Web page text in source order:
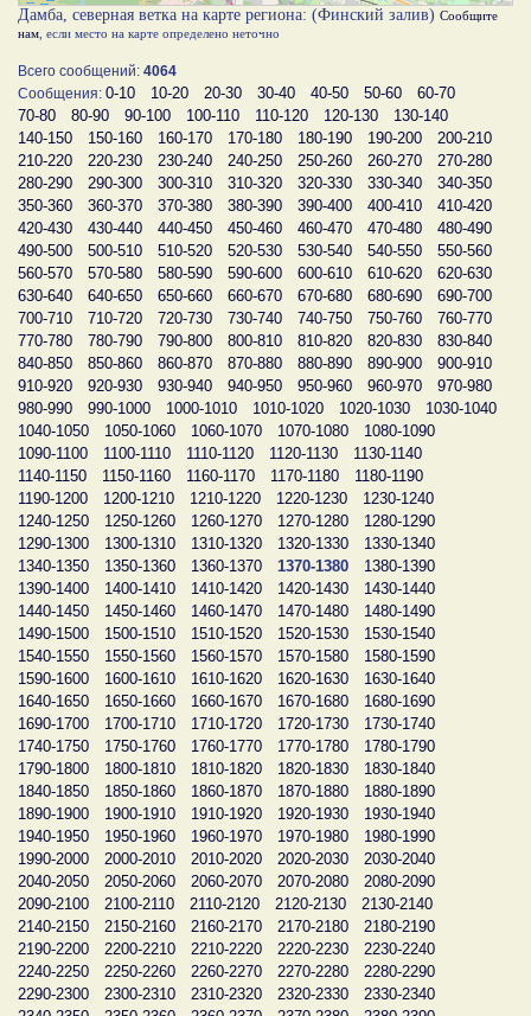
Дамба, северная ветка на карте региона: (Финский залив) Сообщите
нам , если место на карте определено неточно
Всего сообщений: 4064
Сообщения: 0-10 10-20 20-30 30-40 40-50 50-60
60-70
70-80
80-90 90-100 100-110 110-120 120-130
130-140
140-150
150-160 160-170 170-180 180-190 190-200
200-210
210-220
220-230 230-240 240-250 250-260 260-270
270-280
280-290
290-300 300-310 310-320 320-330 330-340
340-350
350-360
360-370 370-380 380-390 390-400 400-410
410-420
420-430
430-440 440-450 450-460 460-470 470-480
480-490
490-500
500-510 510-520 520-530 530-540 540-550
550-560
560-570
570-580 580-590 590-600 600-610 610-620
620-630
630-640
640-650 650-660 660-670 670-680 680-690
690-700
700-710
710-720 720-730 730-740 740-750 750-760
760-770
770-780
780-790 790-800 800-810 810-820 820-830
830-840
840-850
850-860 860-870 870-880 880-890 890-900
900-910
910-920
920-930 930-940 940-950 950-960 960-970
970-980
980-990
990-1000 1000-1010 1010-1020 1020-1030
1030-1040
1040-1050
1050-1060 1060-1070 1070-1080
1080-1090
1090-1100
1100-1110 1110-1120 1120-1130
1130-1140
1140-1150
1150-1160 1160-1170 1170-1180
1180-1190
1190-1200
1200-1210 1210-1220 1220-1230
1230-1240
1240-1250
1250-1260 1260-1270 1270-1280
1280-1290
1290-1300
1300-1310 1310-1320 1320-1330
1330-1340
1340-1350
1350-1360 1360-1370 1370-1380
1380-1390
1390-1400
1400-1410 1410-1420 1420-1430
1430-1440
1440-1450
1450-1460 1460-1470 1470-1480
1480-1490
1490-1500
1500-1510 1510-1520 1520-1530
1530-1540
1540-1550
1550-1560 1560-1570 1570-1580
1580-1590
1590-1600
1600-1610 1610-1620 1620-1630
1630-1640
1640-1650
1650-1660 1660-1670 1670-1680
1680-1690
1690-1700
1700-1710 1710-1720 1720-1730
1730-1740
1740-1750
1750-1760 1760-1770 1770-1780
1780-1790
1790-1800
1800-1810 1810-1820 1820-1830
1830-1840
1840-1850
1850-1860 1860-1870 1870-1880
1880-1890
1890-1900
1900-1910 1910-1920 1920-1930
1930-1940
1940-1950
1950-1960 1960-1970 1970-1980
1980-1990
1990-2000
2000-2010 2010-2020 2020-2030
2030-2040
2040-2050
2050-2060 2060-2070 2070-2080
2080-2090
2090-2100
2100-2110 2110-2120 2120-2130
2130-2140
2140-2150
2150-2160 2160-2170 2170-2180
2180-2190
2190-2200
2200-2210 2210-2220 2220-2230
2230-2240
2240-2250
2250-2260 2260-2270 2270-2280
2280-2290
2290-2300
2300-2310 2310-2320 2320-2330
2330-2340